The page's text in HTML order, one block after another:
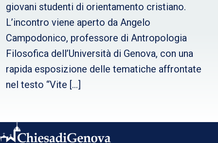
giovani studenti di orientamento cristiano.
L’incontro viene aperto da Angelo
Campodonico, professore di Antropologia
Filosofica dell’Università di Genova, con una
rapida esposizione delle tematiche affrontate
nel testo “Vite […]